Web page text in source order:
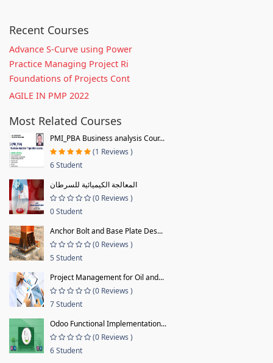
Recent Courses
Advance S-Curve using Power
Practice Managing Project Ri
Foundations of Projects Cont
AGILE IN PMP 2022
Most Related Courses
PMI_PBA Business analysis Cour...
(1 Reviews )
6 Student
المعالجة الكيميائية للسرطان
(0 Reviews )
0 Student
Anchor Bolt and Base Plate Des...
(0 Reviews )
5 Student
Project Management for Oil and...
(0 Reviews )
7 Student
Odoo Functional Implementation...
(0 Reviews )
6 Student